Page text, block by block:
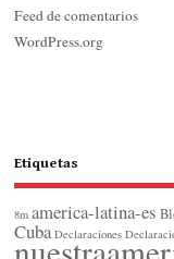
Feed de comentarios
WordPress.org
Etiquetas
8m america-latina-es
Cuba Declaraciones